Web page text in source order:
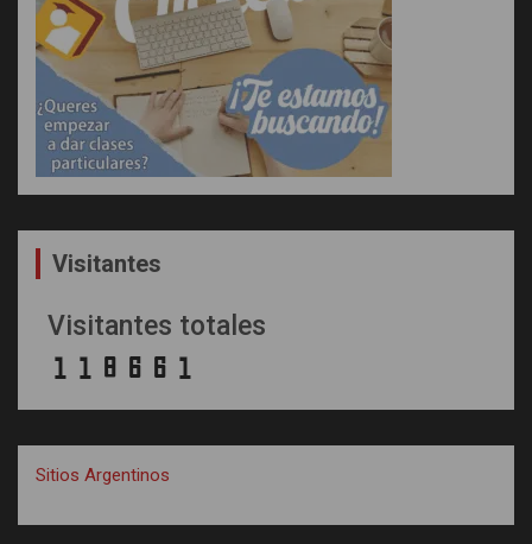
Visitantes
Visitantes totales
Sitios Argentinos